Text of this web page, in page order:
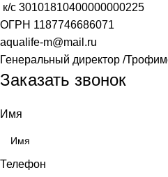
к/с 30101810400000000225
ОГРН 1187746686071
aqualife-m@mail.ru
Генеральный директор /
Заказать звонок
Имя
Телефон